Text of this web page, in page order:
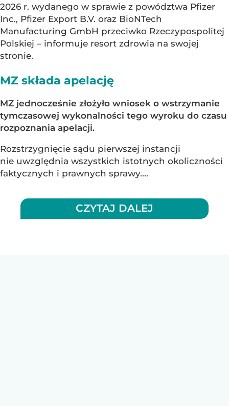
2026 r. wydanego w sprawie z powództwa Pfizer
Inc., Pfizer Export B.V. oraz BioNTech
Manufacturing GmbH przeciwko Rzeczypospolitej
Polskiej – informuje resort zdrowia na swojej
stronie.
MZ składa apelację
MZ jednocześnie złożyło wniosek o wstrzymanie
tymczasowej wykonalności tego wyroku do czasu
rozpoznania apelacji.
Rozstrzygnięcie sądu pierwszej instancji
nie uwzględnia wszystkich istotnych okoliczności
faktycznych i prawnych sprawy....
CZYTAJ DALEJ